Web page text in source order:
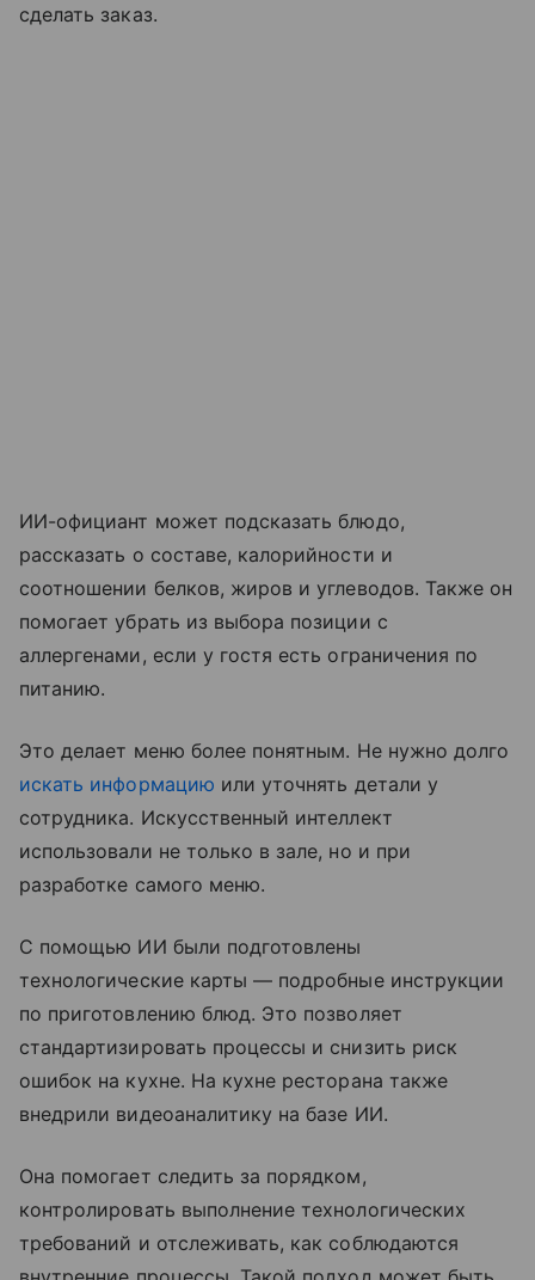
сделать заказ.
ИИ-официант может подсказать блюдо,
рассказать о составе, калорийности и
соотношении белков, жиров и углеводов. Также он
помогает убрать из выбора позиции с
аллергенами, если у гостя есть ограничения по
питанию.
Это делает меню более понятным. Не нужно долго
искать информацию или уточнять детали у
сотрудника. Искусственный интеллект
использовали не только в зале, но и при
разработке самого меню.
С помощью ИИ были подготовлены
технологические карты — подробные инструкции
по приготовлению блюд. Это позволяет
стандартизировать процессы и снизить риск
ошибок на кухне. На кухне ресторана также
внедрили видеоаналитику на базе ИИ.
Она помогает следить за порядком,
контролировать выполнение технологических
требований и отслеживать, как соблюдаются